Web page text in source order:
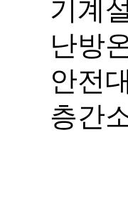
기계
난방
안전
층간